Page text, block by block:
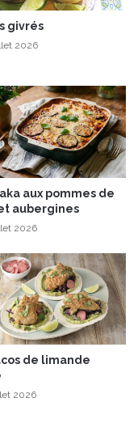
givrés
2026
aux pommes de
aubergines
2026
de limande
2026